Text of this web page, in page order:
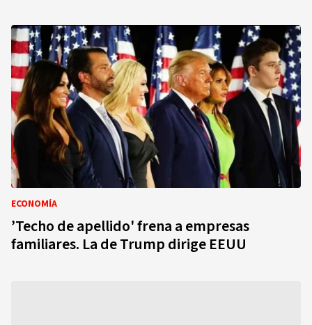
ECONOMÍA
’Techo de apellido' frena a empresas
familiares. La de Trump dirige EEUU